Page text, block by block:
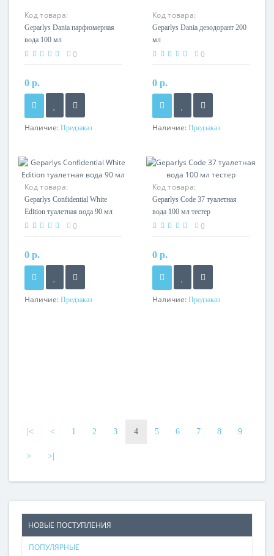
Код товара:
Geparlys Dania парфюмерная
вода 100 мл
0
0 р.
Наличие: Предзаказ
Код товара:
Geparlys Dania дезодорант 200
мл
0
0 р.
Наличие: Предзаказ
Код товара:
Geparlys Confidential White
Edition туалетная вода 90 мл
0
0 р.
Наличие: Предзаказ
Код товара:
Geparlys Code 37 туалетная
вода 100 мл тестер
0
0 р.
Наличие: Предзаказ
|< < 1 2 3 4 5 6 7 8 9
> >|
НОВЫЕ ПОСТУПЛЕНИЯ
ПОПУЛЯРНЫЕ